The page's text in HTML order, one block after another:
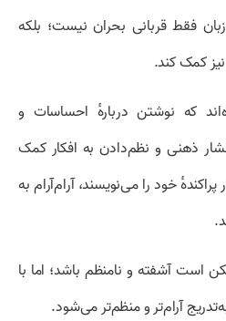
فقط قربانی بحران نیست؛ بلکه
کمک کند.
که نوشتن دربارهٔ احساسات و
ذهنی و نظم‌دادن به افکار کمک
خود را می‌نویسند، آرام‌آرام به
است آشفته و نامنظم باشد؛ اما با
آرام‌تر و منظم‌تر می‌شود.